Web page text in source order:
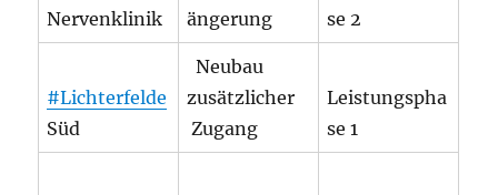
Nervenklinik
ängerung
se 2
#Lichterfelde
Süd
Neubau
zusätzlicher
Zugang
Leistungspha
se 1